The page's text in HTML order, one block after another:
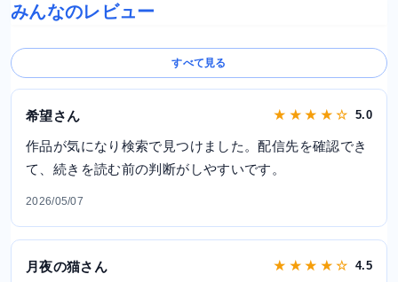
みんなのレビュー
すべて見る
希望さん ★ ★ ★ ★ ☆ 5.0
作品が気になり検索で見つけました。配信先を確認でき
て、続きを読む前の判断がしやすいです。
2026/05/07
月夜の猫さん ★ ★ ★ ★ ☆ 4.5